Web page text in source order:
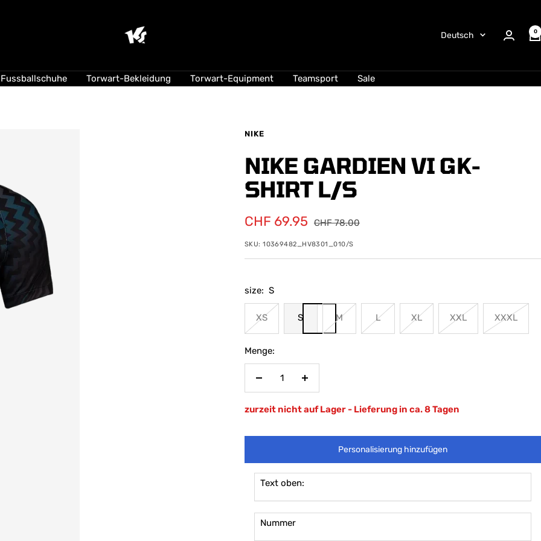
Suisse
Sprache
Deutsch 0
Fussballschuhe Torwart-Bekleidung Torwart-Equipment Teamsport Sale
NIKE
NIKE GARDIEN VI GK-
SHIRT L/S
Angebotspreis
CHF 69.95 Regulärer
CHF 78.00
SKU:10369482_HV8301_010/S
size: S
XS S M L XL XXL XXXL
Menge:
Menge
Menge
zurzeit nicht auf Lager - Lieferung in ca. 8 Tagen
Personalisierung hinzufügen
Text oben:
Nummer